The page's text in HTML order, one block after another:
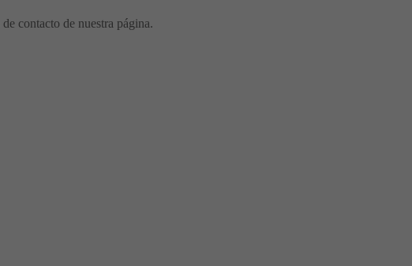
contacto de nuestra página.